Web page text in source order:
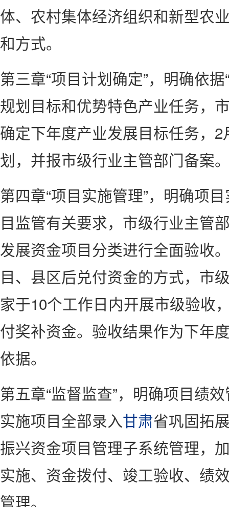
体、农村集体经济组织和新型农
和方式。
第三章“项目计划确定”，明确依
规划目标和优势特色产业任务，
确定下年度产业发展目标任务，
划，并报市级行业主管部门备案
第四章“项目实施管理”，明确项
目监管有关要求，市级行业主管
发展资金项目分类进行全面验收
目、县区后兑付资金的方式，市
家于10个工作日内开展市级验收
付奖补资金。验收结果作为下年
依据。
第五章“监督监查”，明确项目绩
实施项目全部录入甘肃省巩固拓
振兴资金项目管理子系统管理，
实施、资金拨付、竣工验收、绩
管理。